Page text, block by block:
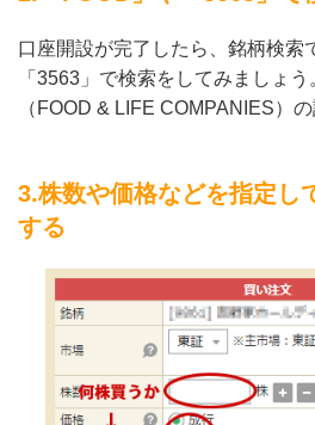
口座開設が完了したら、銘柄検索
「3563」で検索をしてみましょ
（FOOD & LIFE COMPANIES）
3.株数や価格などを指定し
する